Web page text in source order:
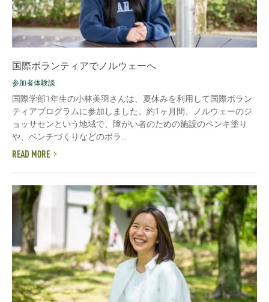
国際ボランティアでノルウェーへ
参加者体験談
国際学部1年生の小林美羽さんは、夏休みを利用して国際ボラン
ティアプログラムに参加しました。約1ヶ月間、ノルウェーのジ
ョッサセンという地域で、障がい者のための施設のペンキ塗り
や、ベンチづくりなどのボラ...
READ MORE